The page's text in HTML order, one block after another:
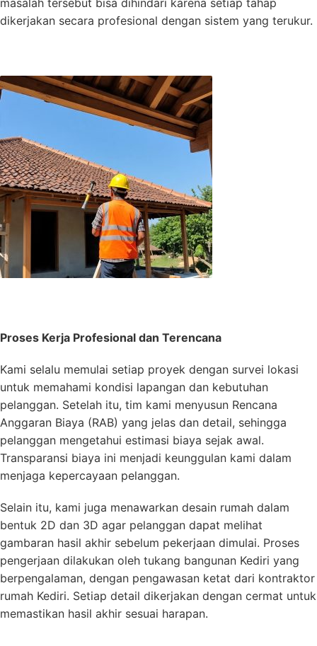
masalah tersebut bisa dihindari karena setiap tahap
dikerjakan secara profesional dengan sistem yang terukur.
Proses Kerja Profesional dan Terencana
Kami selalu memulai setiap proyek dengan survei lokasi
untuk memahami kondisi lapangan dan kebutuhan
pelanggan. Setelah itu, tim kami menyusun Rencana
Anggaran Biaya (RAB) yang jelas dan detail, sehingga
pelanggan mengetahui estimasi biaya sejak awal.
Transparansi biaya ini menjadi keunggulan kami dalam
menjaga kepercayaan pelanggan.
Selain itu, kami juga menawarkan desain rumah dalam
bentuk 2D dan 3D agar pelanggan dapat melihat
gambaran hasil akhir sebelum pekerjaan dimulai. Proses
pengerjaan dilakukan oleh tukang bangunan Kediri yang
berpengalaman, dengan pengawasan ketat dari kontraktor
rumah Kediri. Setiap detail dikerjakan dengan cermat untuk
memastikan hasil akhir sesuai harapan.